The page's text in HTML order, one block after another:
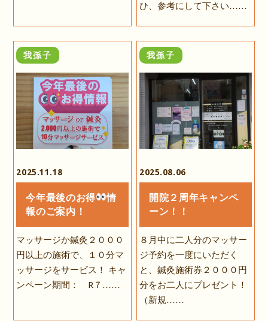
ひ、参考にして下さい……
我孫子
2025.11.18
今年最後のお得
情
報のご案内！
マッサージか鍼灸２０００
円以上の施術で、１０分マ
ッサージをサービス！ キャ
ンペーン期間： R７……
我孫子
2025.08.06
開院２周年キャンペ
ーン！！
８月中に二人分のマッサー
ジ予約を一度にいただく
と、鍼灸施術券２０００円
分をお二人にプレゼント！
（新規……